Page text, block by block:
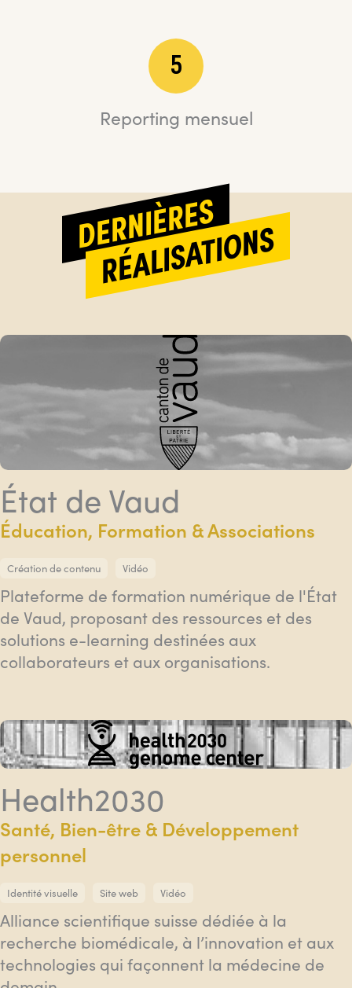
5
Reporting mensuel
DERNIÈRES
RÉALISATIONS
État de Vaud
Éducation, Formation & Associations
Création de contenu Vidéo
Plateforme de formation numérique de l'État
de Vaud, proposant des ressources et des
solutions e-learning destinées aux
collaborateurs et aux organisations.
Health2030
Santé, Bien-être & Développement
personnel
Identité visuelle Site web Vidéo
Alliance scientifique suisse dédiée à la
recherche biomédicale, à l’innovation et aux
technologies qui façonnent la médecine de